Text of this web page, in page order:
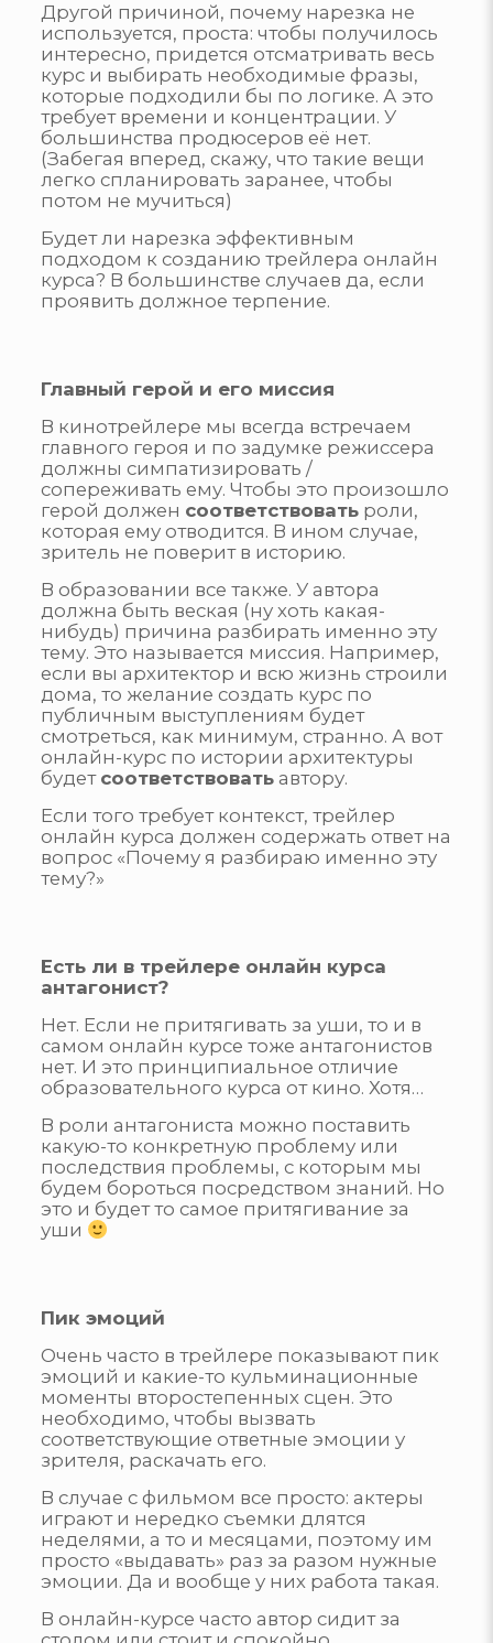
Другой причиной, почему нарезка не
используется, проста: чтобы получилось
интересно, придется отсматривать весь
курс и выбирать необходимые фразы,
которые подходили бы по логике. А это
требует времени и концентрации. У
большинства продюсеров её нет.
(Забегая вперед, скажу, что такие вещи
легко спланировать заранее, чтобы
потом не мучиться)
Будет ли нарезка эффективным
подходом к созданию трейлера онлайн
курса? В большинстве случаев да, если
проявить должное терпение.
Главный герой и его миссия
В кинотрейлере мы всегда встречаем
главного героя и по задумке режиссера
должны симпатизировать /
сопереживать ему. Чтобы это произошло
герой должен соответствоватьроли,
которая ему отводится. В ином случае,
зритель не поверит в историю.
В образовании все также. У автора
должна быть веская (ну хоть какая-
нибудь) причина разбирать именно эту
тему. Это называется миссия. Например,
если вы архитектор и всю жизнь строили
дома, то желание создать курс по
публичным выступлениям будет
смотреться, как минимум, странно. А вот
онлайн-курс по истории архитектуры
будет соответствоватьавтору.
Если того требует контекст, трейлер
онлайн курса должен содержать ответ на
вопрос «Почему я разбираю именно эту
тему?»
Есть ли в трейлере онлайн курса
антагонист?
Нет. Если не притягивать за уши, то и в
самом онлайн курсе тоже антагонистов
нет. И это принципиальное отличие
образовательного курса от кино. Хотя…
В роли антагониста можно поставить
какую-то конкретную проблему или
последствия проблемы, с которым мы
будем бороться посредством знаний. Но
это и будет то самое притягивание за
уши
Пик эмоций
Очень часто в трейлере показывают пик
эмоций и какие-то кульминационные
моменты второстепенных сцен. Это
необходимо, чтобы вызвать
соответствующие ответные эмоции у
зрителя, раскачать его.
В случае с фильмом все просто: актеры
играют и нередко съемки длятся
неделями, а то и месяцами, поэтому им
просто «выдавать» раз за разом нужные
эмоции. Да и вообще у них работа такая.
В онлайн-курсе часто автор сидит за